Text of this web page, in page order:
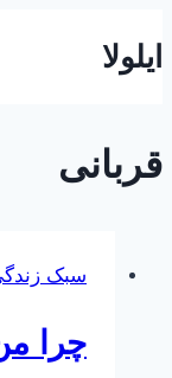
بهایلولا
قربانی
سبک
چرا